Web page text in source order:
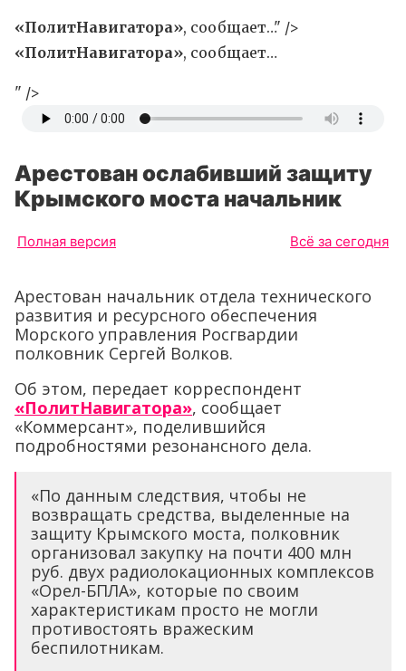
«ПолитНавигатора», сообщает…" />
«ПолитНавигатора», сообщает…
" />
Арестован ослабивший защиту
Крымского моста начальник
Полная версия Всё за сегодня
Арестован начальник отдела технического
развития и ресурсного обеспечения
Морского управления Росгвардии
полковник Сергей Волков.
Об этом, передает корреспондент
«ПолитНавигатора», сообщает
«Коммерсант», поделившийся
подробностями резонансного дела.
«По данным следствия, чтобы не
возвращать средства, выделенные на
защиту Крымского моста, полковник
организовал закупку на почти 400 млн
руб. двух радиолокационных комплексов
«Орел-БПЛА», которые по своим
характеристикам просто не могли
противостоять вражеским
беспилотникам.